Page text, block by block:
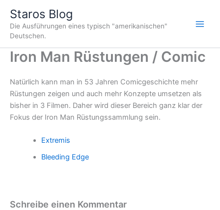
Inhalt
springen
Staros Blog
Die Ausführungen eines typisch "amerikanischen"
Deutschen.
Iron Man Rüstungen / Comic
Natürlich kann man in 53 Jahren Comicgeschichte mehr
Rüstungen zeigen und auch mehr Konzepte umsetzen als
bisher in 3 Filmen. Daher wird dieser Bereich ganz klar der
Fokus der Iron Man Rüstungssammlung sein.
Extremis
Bleeding Edge
Schreibe einen Kommentar